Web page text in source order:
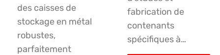
des caisses de
stockage en métal
robustes,
parfaitement
fabrication de
contenants
spécifiques à…